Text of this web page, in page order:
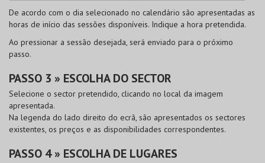
De acordo com o dia selecionado no calendário são apresentadas as
horas de início das sessões disponíveis. Indique a hora pretendida.
Ao pressionar a sessão desejada, será enviado para o próximo
passo.
PASSO 3 » ESCOLHA DO SECTOR
Selecione o sector pretendido, clicando no local da imagem
apresentada.
Na legenda do lado direito do ecrã, são apresentados os sectores
existentes, os preços e as disponibilidades correspondentes.
PASSO 4 » ESCOLHA DE LUGARES